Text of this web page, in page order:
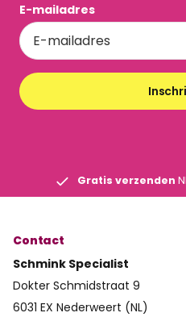
E-mailadres
Gratis verzenden
Contact
Schmink Specialist
Dokter Schmidstraat 9
6031 EX Nederweert (NL)